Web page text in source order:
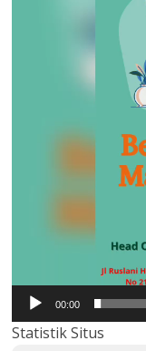
00:00
Statistik Situs